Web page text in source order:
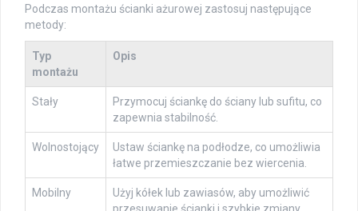
Podczas montażu ścianki ażurowej zastosuj następujące
metody:
Typ
montażu
Opis
Stały
Przymocuj ściankę do ściany lub sufitu, co
zapewnia stabilność.
Wolnostojący
Ustaw ściankę na podłodze, co umożliwia
łatwe przemieszczanie bez wiercenia.
Mobilny
Użyj kółek lub zawiasów, aby umożliwić
przesuwanie ścianki i szybkie zmiany